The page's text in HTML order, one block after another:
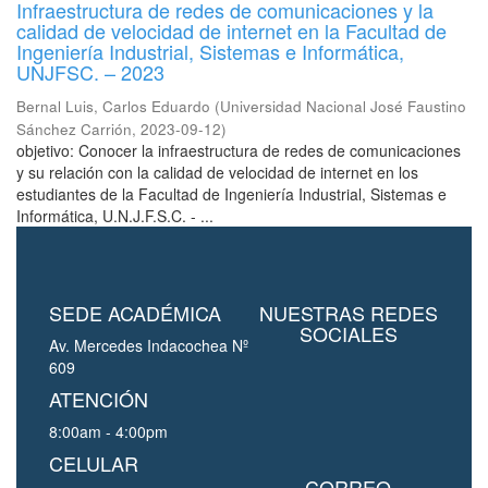
Infraestructura de redes de comunicaciones y la
calidad de velocidad de internet en la Facultad de
Ingeniería Industrial, Sistemas e Informática,
UNJFSC. – 2023
Bernal Luis, Carlos Eduardo (Universidad Nacional José Faustino
Sánchez Carrión, 2023-09-12)
objetivo: Conocer la infraestructura de redes de comunicaciones
y su relación con la calidad de velocidad de internet en los
estudiantes de la Facultad de Ingeniería Industrial, Sistemas e
Informática, U.N.J.F.S.C. - ...
SEDE ACADÉMICA
Av. Mercedes Indacochea Nº
609
ATENCIÓN
8:00am - 4:00pm
CELULAR
NUESTRAS REDES
SOCIALES